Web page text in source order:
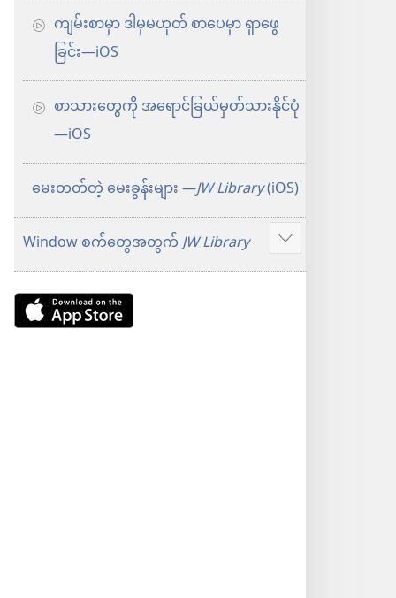
ကျမ်းစာမှာ ဒါမှမဟုတ် စာပေမှာ ရှာဖွေ
ခြင်း—iOS
စာသားတွေကို အရောင်ခြယ်မှတ်သားနိုင်ပုံ
—iOS
မေးတတ်တဲ့ မေးခွန်းများ ​—JW Library(iOS)
Window စက်တွေအတွက်JW Library
ပို
ပြ
Download
on